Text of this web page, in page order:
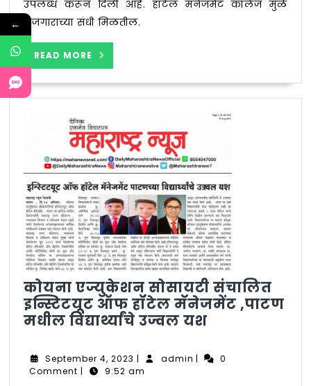
संपन्न
उपलब्ध करून दिली आहे. हॉटेल मॅनेजमेंट कॉलेज मुळे
रोजगाराच्या संधी मिळतील.
READ MORE
READ
MORE
कोयना एज्युकेशन सोसायटी संचालित
इन्स्टिटयूट ऑफ हॉटेल मॅनेजमेंट ,पाटण
मधील विद्यार्थ्यांचे उज्वल यश
सोसायटी
संचालित
September 4, 2023 September
4,
| admin admin
|
0
Comment | 9:52 am
←